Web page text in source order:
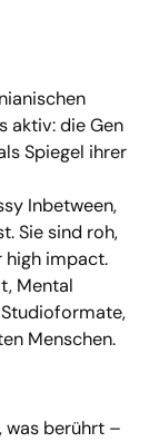
aktiv: die Gen
Spiegel ihrer
Inbetween,
Sie sind roh,
impact.
Mental
Studioformate,
Menschen.
was berührt –